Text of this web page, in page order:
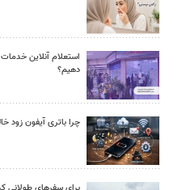
استعلام آنلاین
دهیم؟
چرا باتری آیفون زود خالی می